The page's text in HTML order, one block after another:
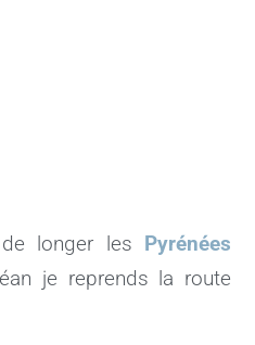
de longer les
Pyrénées
je reprends la route